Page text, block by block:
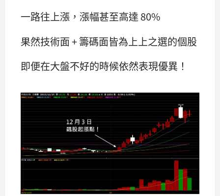
一路往上漲，漲幅甚至高達 80%
果然技術面 + 籌碼面皆為上上之選的個股
即便在大盤不好的時候依然表現優異！